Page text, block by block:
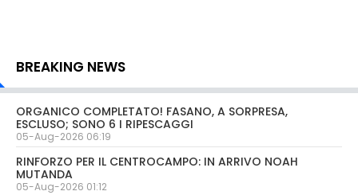
BREAKING NEWS
ORGANICO COMPLETATO! FASANO, A SORPRESA,
ESCLUSO; SONO 6 I RIPESCAGGI
05-Aug-2026 06:19
RINFORZO PER IL CENTROCAMPO: IN ARRIVO NOAH
MUTANDA
05-Aug-2026 01:12